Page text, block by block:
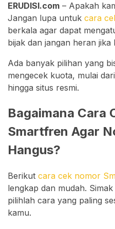
ERUDISI.com – Apakah
Jangan lupa untuk cara
berkala agar dapat
bijak dan jangan heran
Ada banyak pilihan yang
mengecek kuota, mulai
hingga situs resmi.
Bagaimana Cara
Smartfren Agar
Hangus?
Berikut cara cek nomor
lengkap dan mudah.
pilihlah cara yang paling
kamu.